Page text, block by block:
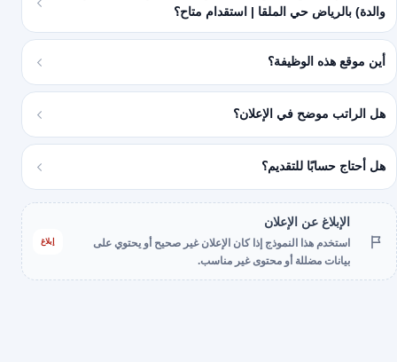
والدة) بالرياض حي الملقا | استقدام متاح؟
أين موقع هذه الوظيفة؟
هل الراتب موضح في الإعلان؟
هل أحتاج حسابًا للتقديم؟
الإبلاغ عن الإعلان
استخدم هذا النموذج إذا كان الإعلان غير صحيح أو يحتوي على
بيانات مضللة أو محتوى غير مناسب.
إبلاغ